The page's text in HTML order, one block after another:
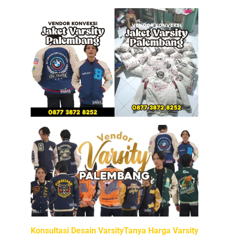
Konsultasi Desain VarsityTanya Harga Varsity